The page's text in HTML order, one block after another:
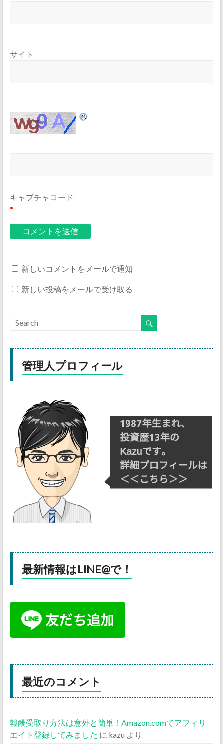
サイト
キャプチャコード
*
新しいコメントをメールで通知
新しい投稿をメールで受け取る
管理人プロフィール
最新情報はLINE@で！
最近のコメント
報酬受取り方法は意外と簡単！Amazon.comでアフィリ
エイト登録してみました に kazu より